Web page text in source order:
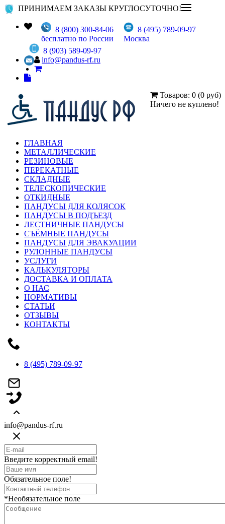
ПРИНИМАЕМ ЗАКАЗЫ КРУГЛОСУТОЧНО!
8 (800) 300-84-06
бесплатно по России
8 (495) 789-09-97
Москва
8 (903) 589-09-97
info@pandus-rf.ru
Товаров: 0 (0 руб)
Ничего не куплено!
ГЛАВНАЯ
МЕТАЛЛИЧЕСКИЕ
РЕЗИНОВЫЕ
ПЕРЕКАТНЫЕ
СКЛАДНЫЕ
ТЕЛЕСКОПИЧЕСКИЕ
ОТКИДНЫЕ
ПАНДУСЫ ДЛЯ КОЛЯСОК
ПАНДУСЫ В ПОДЪЕЗД
ЛЕСТНИЧНЫЕ ПАНДУСЫ
СЪЁМНЫЕ ПАНДУСЫ
ПАНДУСЫ ДЛЯ ЭВАКУАЦИИ
РУЛОННЫЕ ПАНДУСЫ
УСЛУГИ
КАЛЬКУЛЯТОРЫ
ДОСТАВКА И ОПЛАТА
О НАС
НОРМАТИВЫ
СТАТЬИ
ОТЗЫВЫ
КОНТАКТЫ
8 (495) 789-09-97
info@pandus-rf.ru
Введите корректный email!
Обязательное поле!
*Необязательное поле